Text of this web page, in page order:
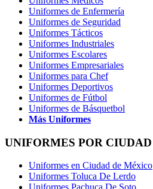
Uniformes de Enfermería
Uniformes de Seguridad
Uniformes Tácticos
Uniformes Industriales
Uniformes Escolares
Uniformes Empresariales
Uniformes para Chef
Uniformes Deportivos
Uniformes de Fútbol
Uniformes de Básquetbol
Más Uniformes
UNIFORMES POR CIUDAD
Uniformes en Ciudad de México
Uniformes Toluca De Lerdo